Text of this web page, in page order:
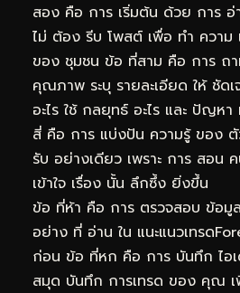
สอง คือ การ เริ่มต้น ด้วย การ อ่
ไม่ ต้อง รีบ โพสต์ เพื่อ ทำ ความ
ของ ชุมชน ข้อ ที่สาม คือ การ ถ
คุณภาพ ระบุ รายละเอียด ให้ ชัด
อะไร ใช้ กลยุทธ์ อะไร และ ปัญห
สี่ คือ การ แบ่งปัน ความรู้ ของ ตั
รับ อย่างเดียว เพราะ การ สอน
เข้าใจ เรื่อง นั้น ลึกซึ้ง ยิ่งขึ้น
ข้อ ที่ห้า คือ การ ตรวจสอบ ข้อมู
อย่าง ที่ อ่าน ใน แนะแนวเทรด
ก่อน ข้อ ที่หก คือ การ บันทึก ไอเ
สมุด บันทึก การเทรด ของ คุณ เ